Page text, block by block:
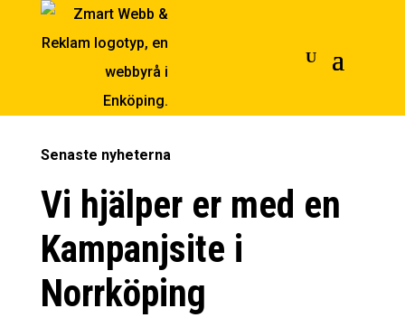
Senaste nyheterna
Vi hjälper er med en
Kampanjsite i
Norrköping